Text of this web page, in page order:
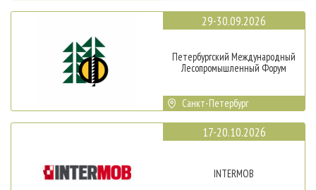
29-30.09.2026
Петербургский Международный
Лесопромышленный Форум
Санкт-Петербург
17-20.10.2026
INTERMOB